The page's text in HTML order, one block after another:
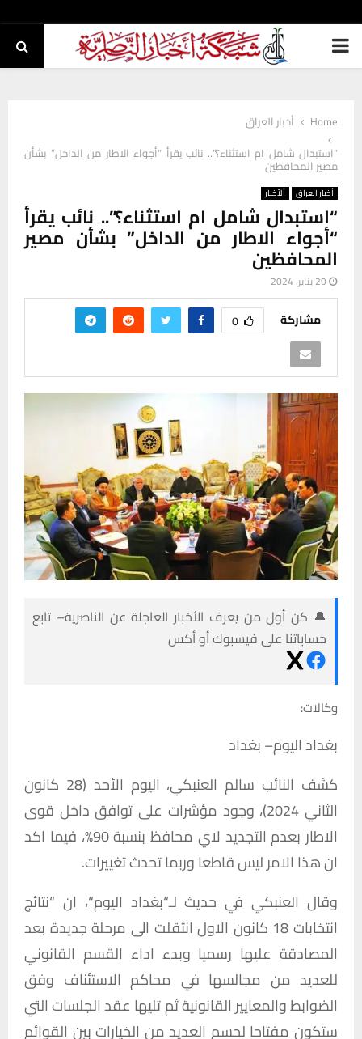
PRIMARY
Home
أخبار العراق
“استبدال شامل ام استثناء؟”.. نائب يقرأ “أجواء الاطار من الداخل” بشأن
مصير المحافظين
أخبار العراق ألأخبار
“استبدال شامل ام استثناء؟”.. نائب يقرأ
“أجواء الاطار من الداخل” بشأن مصير
المحافظين
29 يناير، 2024
مشاركة 0
🔔 كن أول من يعرف الأخبار العاجلة عن الناصرية– تابع
حساباتنا على فيسبوك أو أكس
وكالات:
بغداداليوم–بغداد
كشف النائب سالم العنبكي، اليوم الأحد (28
كانون
الثاني2024) ، وجود مؤشرات على توافق داخل قوى
الاطار بعدم التجديد لاي محافظ بنسبة90% ، فيما اكد
انهذا الامرليسقاطعاوربماتحدثتغييرات.
وقال العنبكي في حديث لـ“بغداد اليوم“، ان “نتائج
انتخابات
كانون الاول انتقلت الى مرحلةجديدة بعد
المصادقة عليها رسميا وبدء اداء القسم القانوني
للعديد من مجالسها في محاكم الاستئناف وفق
الضوابطوالمعاييرالقانونيةثمتليها عقدالجلساتالتي
ستكون مفتاحا لحسم العديدمن الخياراتبين القوائم